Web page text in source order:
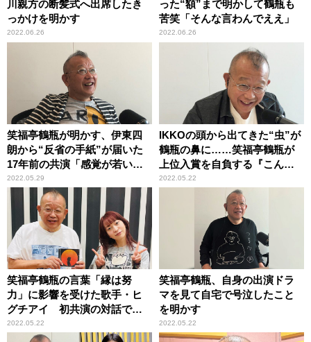
川親方の断髪式へ出席したき
っかけを明かす
2022.06.26
った“額”まで明かして鶴瓶も
苦笑「そんな言わんでええ」
2022.06.26
笑福亭鶴瓶が明かす、伊東四
朗から“反省の手紙”が届いた
17年前の共演「感覚が若いな
と思いましたね」」
2022.05.29
IKKOの頭から出てきた“虫”が
鶴瓶の鼻に……笑福亭鶴瓶が
上位入賞を自負する『こんな
不思議なことが起こるんやラ
2022.05.22
笑福亭鶴瓶の言葉「縁は努
力」に影響を受けた歌手・ヒ
グチアイ 初共演の対話で
「自信になりました」
2022.05.22
笑福亭鶴瓶、自身の出演ドラ
マを見て自宅で号泣したこと
を明かす
2022.05.22